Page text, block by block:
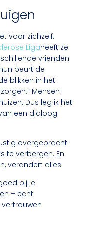
voor zichzelf.
Ligaheeft ze
vrienden
beurt de
blikken in het
“Mensen
Dus leg ik het
een dialoog
overgebracht:
te verbergen. En
verandert alles.
bij je
– echt